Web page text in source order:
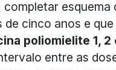
cinco anos e
poliomielite 1, 2
entre as